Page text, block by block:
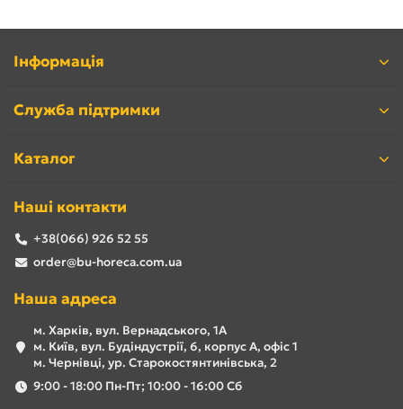
Інформація
Служба підтримки
Каталог
Наші контакти
+38(066) 926 52 55
order@bu-horeca.com.ua
Наша адреса
м. Харків, вул. Вернадського, 1А
м. Київ, вул. Будіндустрії, 6, корпус А, офіс 1
м. Чернівці, ур. Старокостянтинівська, 2
9:00 - 18:00 Пн-Пт; 10:00 - 16:00 Сб